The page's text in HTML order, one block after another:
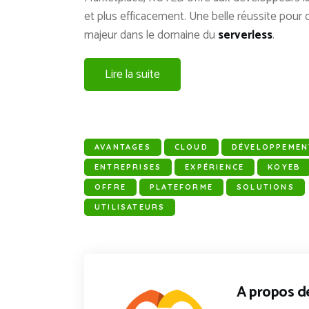
et plus efficacement. Une belle réussite
majeur dans le domaine du serverless.
Lire la suite
AVANTAGES CLOUD
ENTREPRISES EXPÉRIENCE KOYEB
OFFRE PLATEFORME SOLUTIONS
UTILISATEURS
A propos